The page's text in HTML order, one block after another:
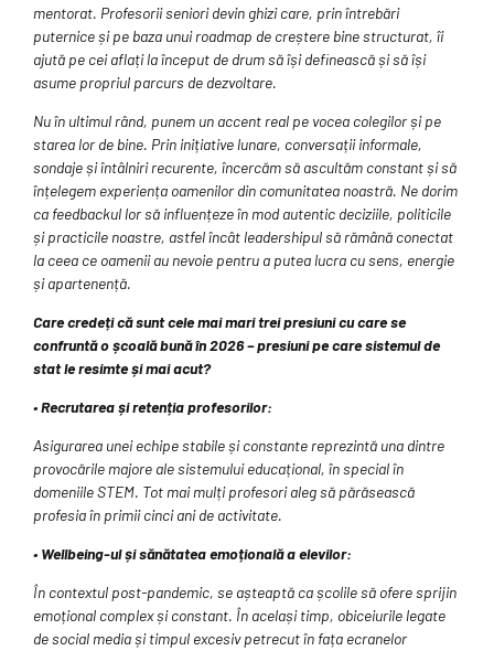
mentorat. Profesorii seniori devin ghizi care, prin întrebări
puternice și pe baza unui roadmap de creștere bine structurat, îi
ajută pe cei aflați la început de drum să își definească și să își
asume propriul parcurs de dezvoltare.
Nu în ultimul rând, punem un accent real pe vocea colegilor și pe
starea lor de bine. Prin inițiative lunare, conversații informale,
sondaje și întâlniri recurente, încercăm să ascultăm constant și să
înțelegem experiența oamenilor din comunitatea noastră. Ne dorim
ca feedbackul lor să influențeze în mod autentic deciziile, politicile
și practicile noastre, astfel încât leadershipul să rămână conectat
la ceea ce oamenii au nevoie pentru a putea lucra cu sens, energie
și apartenență.
Care credeți că sunt cele mai mari trei presiuni cu care se
confruntă o școală bună în 2026 – presiuni pe care sistemul de
stat le resimte și mai acut?
• Recrutarea și retenția profesorilor:
Asigurarea unei echipe stabile și constante reprezintă una dintre
provocările majore ale sistemului educațional, în special în
domeniile STEM. Tot mai mulți profesori aleg să părăsească
profesia în primii cinci ani de activitate.
• Wellbeing-ul și sănătatea emoțională a elevilor:
În contextul post-pandemic, se așteaptă ca școlile să ofere sprijin
emoțional complex și constant. În același timp, obiceiurile legate
de social media și timpul excesiv petrecut în fața ecranelor